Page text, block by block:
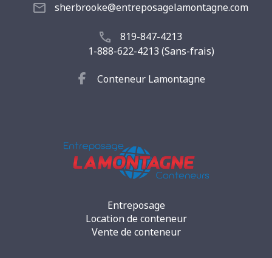
sherbrooke@entreposagelamontagne.com
819-847-4213
1-888-622-4213 (Sans-frais)
Conteneur Lamontagne
Entreposage
Location de conteneur
Vente de conteneur